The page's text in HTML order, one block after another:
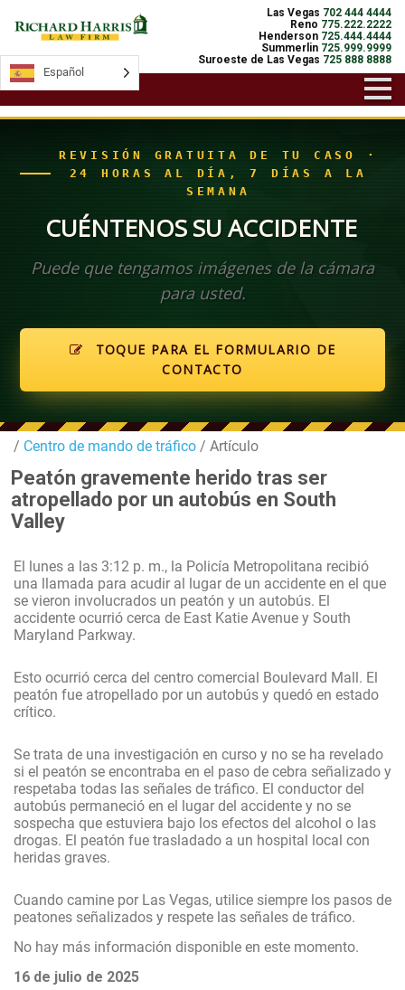
Las Vegas 702 444 4444
Reno 775.222.2222
Henderson 725.444.4444
Summerlin 725.999.9999
Suroeste de Las Vegas 725 888 8888
REVISIÓN GRATUITA DE TU CASO ·
24 HORAS AL DÍA, 7 DÍAS A LA
SEMANA
CUÉNTENOS SU ACCIDENTE
Puede que tengamos imágenes de la cámara
para usted.
TOQUE PARA EL FORMULARIO DE
CONTACTO
/ Centro de mando de tráfico / Artículo
Peatón gravemente herido tras ser
atropellado por un autobús en South
Valley
El lunes a las 3:12 p. m., la Policía Metropolitana recibió
una llamada para acudir al lugar de un accidente en el que
se vieron involucrados un peatón y un autobús. El
accidente ocurrió cerca de East Katie Avenue y South
Maryland Parkway.
Esto ocurrió cerca del centro comercial Boulevard Mall. El
peatón fue atropellado por un autobús y quedó en estado
crítico.
Se trata de una investigación en curso y no se ha revelado
si el peatón se encontraba en el paso de cebra señalizado y
respetaba todas las señales de tráfico. El conductor del
autobús permaneció en el lugar del accidente y no se
sospecha que estuviera bajo los efectos del alcohol o las
drogas. El peatón fue trasladado a un hospital local con
heridas graves.
Cuando camine por Las Vegas, utilice siempre los pasos de
peatones señalizados y respete las señales de tráfico.
No hay más información disponible en este momento.
16 de julio de 2025
Español
Español